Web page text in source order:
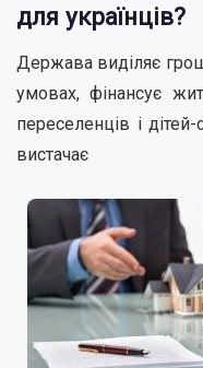
для українців?
Держава виділяє
умовах, фінансує
переселенців і
вистачає